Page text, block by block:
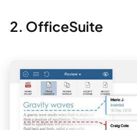
2. OfficeSuite